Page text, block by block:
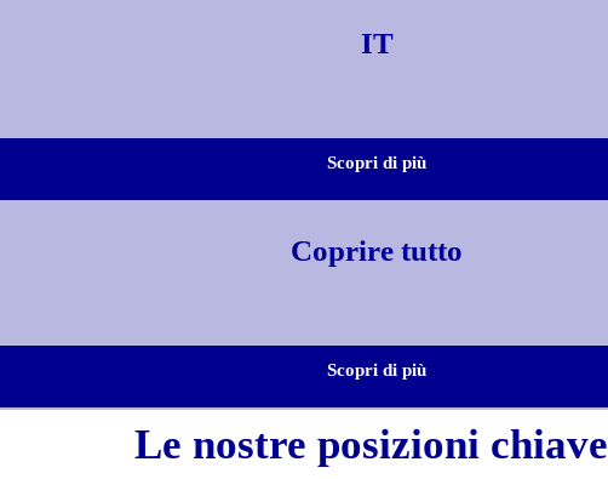
IT
Scopri di più
Coprire tutto
Scopri di più
Le nostre posizioni chiave